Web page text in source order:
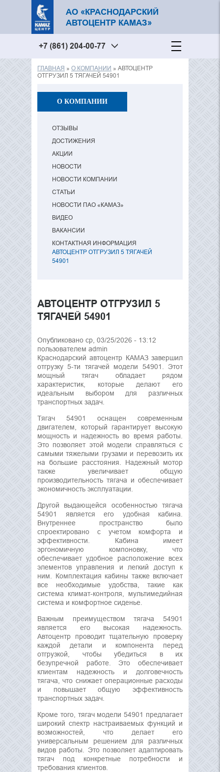
+7 (861) 204-00-77
АО «КРАСНОДАРСКИЙ
АВТОЦЕНТР КАМАЗ»
Вы здесь
ГЛАВНАЯ » О КОМПАНИИ » АВТОЦЕНТР
ОТГРУЗИЛ 5 ТЯГАЧЕЙ 54901
О КОМПАНИИ
ОТЗЫВЫ
ДОСТИЖЕНИЯ
АКЦИИ
НОВОСТИ
НОВОСТИ КОМПАНИИ
СТАТЬИ
НОВОСТИ ПАО «КАМАЗ»
ВИДЕО
ВАКАНСИИ
КОНТАКТНАЯ ИНФОРМАЦИЯ
АВТОЦЕНТР ОТГРУЗИЛ 5 ТЯГАЧЕЙ
54901
АВТОЦЕНТР ОТГРУЗИЛ 5
ТЯГАЧЕЙ 54901
Опубликовано ср, 03/25/2026 - 13:12
пользователем admin
Краснодарский автоцентр КАМАЗ завершил
отгрузку 5-ти тягачей модели 54901. Этот
мощный тягач обладает рядом
характеристик, которые делают его
идеальным выбором для различных
транспортных задач.
Тягач 54901 оснащен современным
двигателем, который гарантирует высокую
мощность и надежность во время работы.
Это позволяет этой модели справляться с
самыми тяжелыми грузами и перевозить их
на большие расстояния. Надежный мотор
также увеличивает общую
производительность тягача и обеспечивает
экономичность эксплуатации.
Другой выдающейся особенностью тягача
54901 является его удобная кабина.
Внутреннее пространство было
спроектировано с учетом комфорта и
эффективности. Кабина имеет
эргономичную компоновку, что
обеспечивает удобное расположение всех
элементов управления и легкий доступ к
ним. Комплектация кабины также включает
все необходимые удобства, такие как
система климат-контроля, мультимедийная
система и комфортное сиденье.
Важным преимуществом тягача 54901
является его высокая надежность.
Автоцентр проводит тщательную проверку
каждой детали и компонента перед
отгрузкой, чтобы убедиться в их
безупречной работе. Это обеспечивает
клиентам надежность и долговечность
тягача, что снижает операционные расходы
и повышает общую эффективность
транспортных задач.
Кроме того, тягач модели 54901 предлагает
широкий спектр настраиваемых функций и
возможностей, что делает его
универсальным решением для различных
видов работы. Это позволяет адаптировать
тягач под конкретные потребности и
требования клиентов.